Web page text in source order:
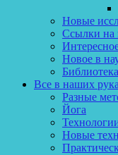
Новые
Ссылки на
Новое в
Библиотека
Все в наших
Разные
Йога
Новые